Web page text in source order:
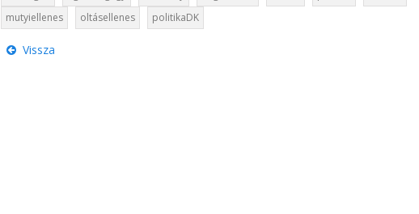
mutyiellenes
oltásellenes politikaDK
Vissza